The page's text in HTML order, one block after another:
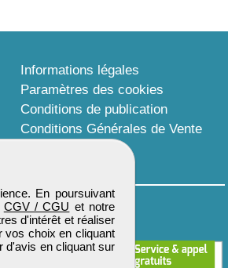
En poursuivant
CGV / CGU et notre
d'intérêt et réaliser
vos choix en cliquant
d'avis en cliquant sur
Informations légales
Paramètres des cookies
Conditions de publication
Conditions Générales de Vente